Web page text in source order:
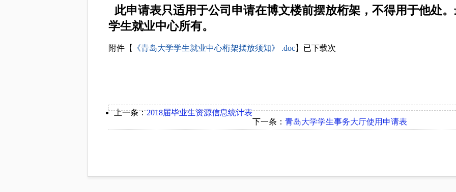
此申请表只适用于公司申请在博文楼前摆放桁架，不得用于他处
学生就业中心所有。
附件【 《青岛大学学生就业中心桁架摆放须知》 .doc】已下载次
上一条：2018届毕业生资源信息统计表
下一条： 青岛大学学生事务大厅使用申请表